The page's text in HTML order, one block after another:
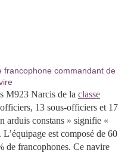
francophone commandant de
M923 Narcis de la classe
13 sous-officiers et 17
arduis constans » signifie «
est composé de 60
de francophones. Ce navire